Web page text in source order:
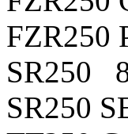
FZR250
SR250
SR250